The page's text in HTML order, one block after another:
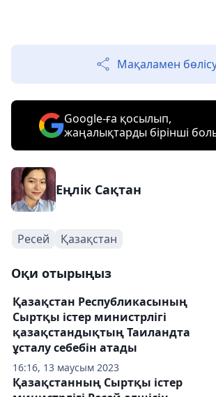
Мақаламен
Google-ға қосылып,
жаңалықтарды бірінші
Еңлік Сақтан
Ресей Қазақстан
Оқи отырыңыз
16:16, 13 маусым 2023
Қазақстан Республикасының
Сыртқы істер министрлігі
қазақстандықтың Таиландта
ұсталу себебін атады
Қазақстанның Сыртқы істер